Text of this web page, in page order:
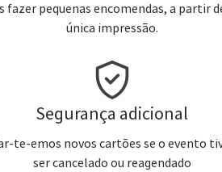
fazer pequenas encomendas, a partir
única impressão.
Segurança adicional
te-emos novos cartões se o evento
ser cancelado ou reagendado